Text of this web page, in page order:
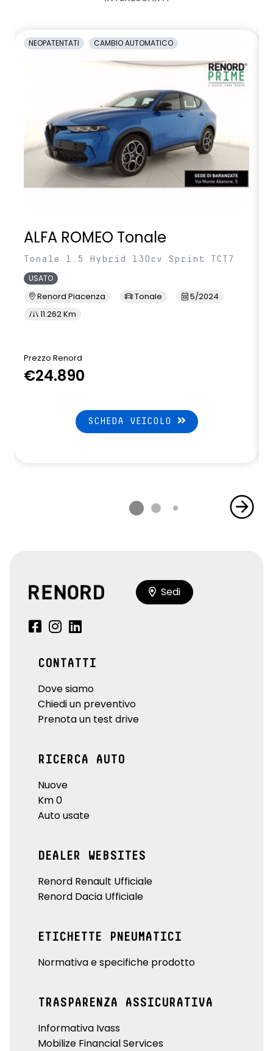
NEOPATENTATI CAMBIO AUTOMATICO
ALFA ROMEO Tonale
Tonale 1.5 Hybrid 130cv Sprint TCT7
USATO
Renord Piacenza Tonale
5/2024
11.262 Km
Prezzo Renord
€24.890
SCHEDA VEICOLO
Sedi
CONTATTI
Dove siamo
Chiedi un preventivo
Prenota un test drive
RICERCA AUTO
Nuove
Km 0
Auto usate
DEALER WEBSITES
Renord Renault Ufficiale
Renord Dacia Ufficiale
ETICHETTE PNEUMATICI
Normativa e specifiche prodotto
TRASPARENZA ASSICURATIVA
Informativa Ivass
Mobilize Financial Services